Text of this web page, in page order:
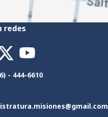
redes
- 444-6610